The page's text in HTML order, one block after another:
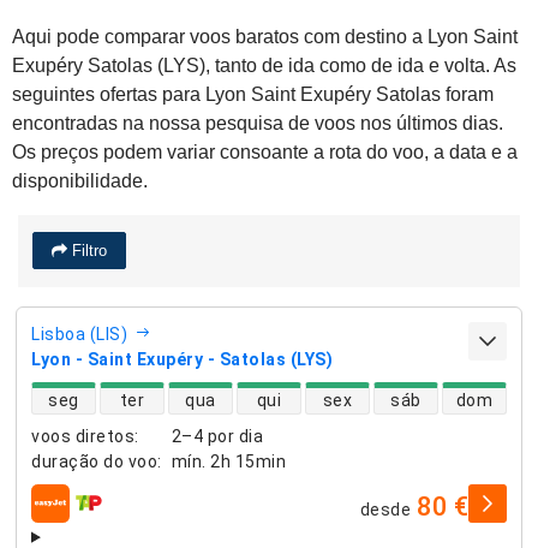
Aqui pode comparar voos baratos com destino a Lyon Saint
Exupéry Satolas (LYS), tanto de ida como de ida e volta. As
seguintes ofertas para Lyon Saint Exupéry Satolas foram
encontradas na nossa pesquisa de voos nos últimos dias.
Os preços podem variar consoante a rota do voo, a data e a
disponibilidade.
Filtro
Lisboa (LIS)
Lyon - Saint Exupéry - Satolas (LYS)
voos diretos:
2–4 por dia
duração do voo: mín. 2h 15min
disponibilidade de voos diretos
seg ter qua qui sex sáb dom
companhias aéreas desde 80 €